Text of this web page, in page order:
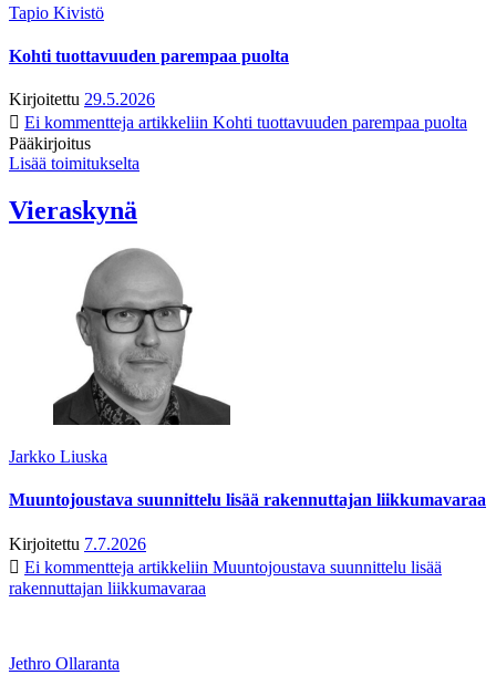
Tapio Kivistö
Kohti tuottavuuden parempaa puolta
Kirjoitettu 29.5.2026
Ei kommentteja artikkeliin Kohti tuottavuuden parempaa puolta
Pääkirjoitus
Lisää toimitukselta
Vieraskynä
Jarkko Liuska
Muuntojoustava suunnittelu lisää rakennuttajan liikkumavaraa
Kirjoitettu 7.7.2026
Ei kommentteja artikkeliin Muuntojoustava suunnittelu lisää
rakennuttajan liikkumavaraa
Jethro Ollaranta